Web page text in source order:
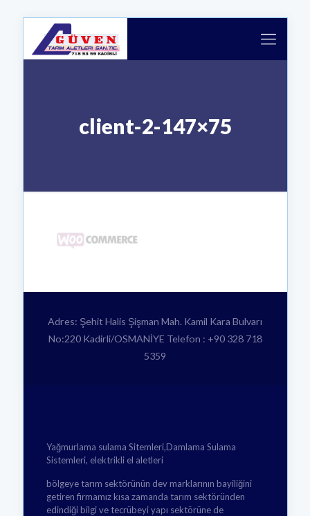
client-2-147×75
Adres: Şehit Halis Şişman Mah. Kamil Kara Bulvarı
No:220 Kadirli/OSMANİYE Telefon : +90 328 718
5359
Yağmurlama sulama Sitemleri,Damlama Sulama
Sistemleri, elektrikli el aletleri
bölgeye tarım sektörünün dev marklarının bayiliğini
getiren firmamız kısa zamanda tarım sektöründen
edindiği bilgi ve tecrübeyi yapı sektörüne de